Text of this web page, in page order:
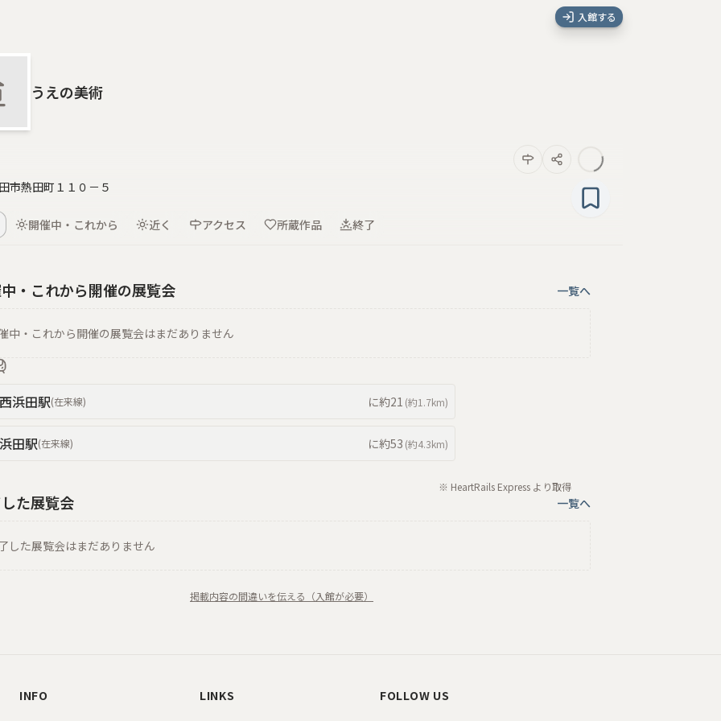
入館する
うえの美術
市熱田町１１０－５
開催中・これから 近く アクセス 所蔵作品 終了
・これから開催の展覧会 一覧へ
中・これから開催の展覧会はまだありません
西浜田駅(在来線) に約21 (約1.7km)
浜田駅(在来線) に約53 (約4.3km)
※ HeartRails Express より取得
た展覧会 一覧へ
した展覧会はまだありません
掲載内容の間違いを伝える（入館が必要）
INFO LINKS FOLLOW US